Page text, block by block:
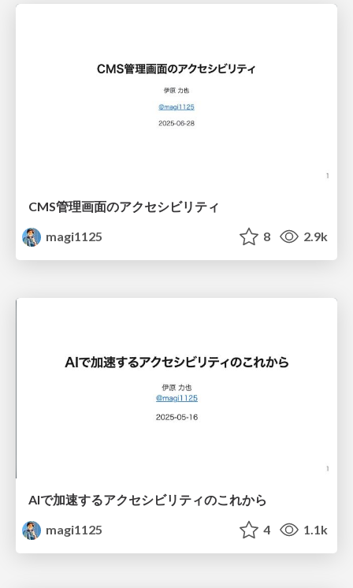
CMS管理画面のアクセシビリティ
magi1125
8 2.9k
AIで加速するアクセシビリティのこれから
magi1125
4 1.1k